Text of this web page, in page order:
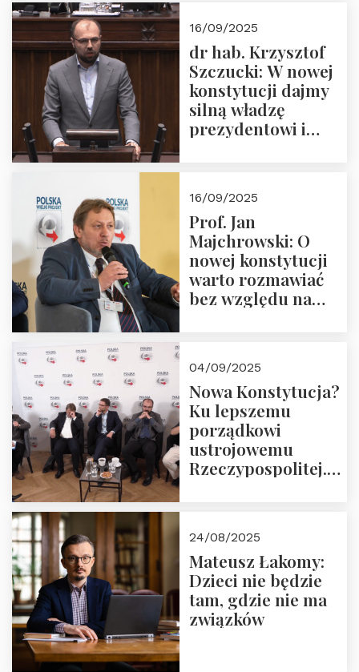
16/09/2025
dr hab. Krzysztof
Szczucki: W nowej
konstytucji dajmy
silną władzę
prezydentowi i
16/09/2025
Prof. Jan
Majchrowski: O
nowej konstytucji
warto rozmawiać
bez względu na
04/09/2025
Nowa Konstytucja?
Ku lepszemu
porządkowi
ustrojowemu
Rzeczypospolitej.
24/08/2025
Mateusz Łakomy:
Dzieci nie będzie
tam, gdzie nie ma
związków